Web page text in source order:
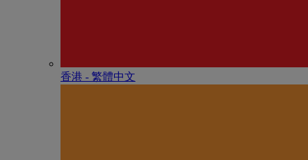
香港 - 繁體中文